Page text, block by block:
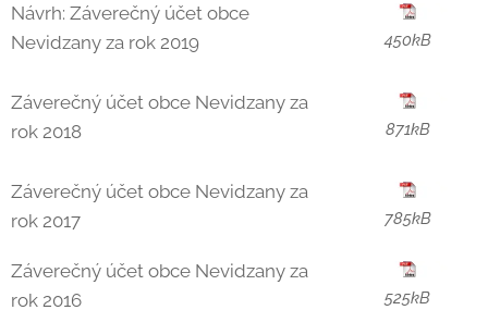
450kB
Návrh: Záverečný účet obce
Nevidzany za rok 2019
871kB
Záverečný účet obce Nevidzany za
rok 2018
785kB
Záverečný účet obce Nevidzany za
rok 2017
525kB
Záverečný účet obce Nevidzany za
rok 2016